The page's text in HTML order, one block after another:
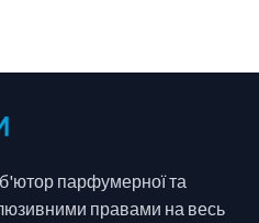
парфумерної та
правами на весь